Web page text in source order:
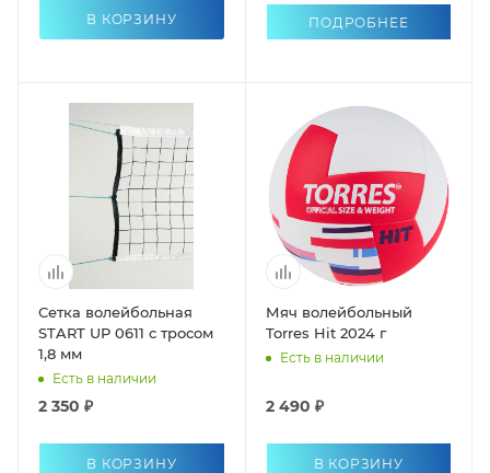
В КОРЗИНУ ПОДРОБНЕЕ
Сетка волейбольная
START UP 0611 с тросом
1,8 мм
Есть в наличии
2 350 ₽
В КОРЗИНУ
Мяч волейбольный
Torres Hit 2024 г
Есть в наличии
2 490 ₽
В КОРЗИНУ